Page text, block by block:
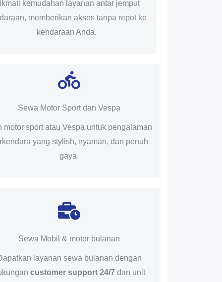
kemudahan layanan antar jemput
memberikan akses tanpa repot ke
kendaraan Anda.
Sewa Motor Sport dan Vespa
motor sport atau Vespa untuk pengalaman
yang stylish, nyaman, dan penuh
gaya.
Sewa Mobil & motor bulanan
layanan sewa bulanan dengan
customer support 24/7 dan unit